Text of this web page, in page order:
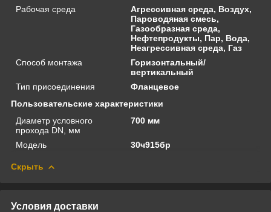
Рабочая среда
Агрессивная среда, Воздух,
Пароводяная смесь,
Газообразная среда,
Нефтепродукты, Пар, Вода,
Неагрессивная среда, Газ
Способ монтажа
Горизонтальный/
вертикальный
Тип присоединения
Фланцевое
Пользовательские характеристики
Диаметр условного
прохода DN, мм
700 мм
Модель 30ч915бр
Скрыть
Условия доставки